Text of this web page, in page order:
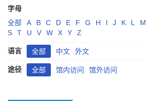
字母
全部
A B C D E F G H I J K L M
S
T U V W X Y Z
语言 全部 中文 外文
途径 全部 馆内访问 馆外访问